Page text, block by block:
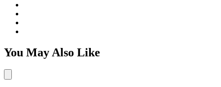
You May Also Like